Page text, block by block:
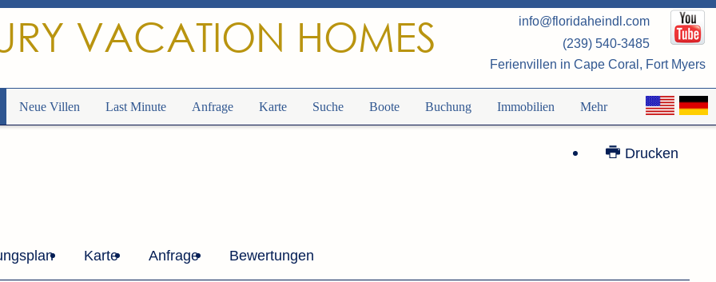
VACATION HOMES
info@floridaheindl.com
(239) 540-3485
Ferienvillen in Cape Coral, Fort Myers
Neue Villen Last Minute Anfrage Karte Suche Boote Buchung Immobilien Mehr
Drucken
Karte Anfrage Bewertungen